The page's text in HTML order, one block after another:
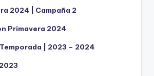
2024 | Campaña 2
Primavera 2024
| 2023 – 2024